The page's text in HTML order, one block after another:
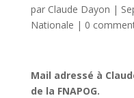
par Claude Dayon |
Nationale | 0
Mail adressé à
de la FNAPOG.